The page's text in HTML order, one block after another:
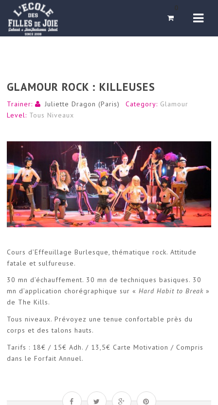
0
GLAMOUR ROCK : KILLEUSES
Trainer: Juliette Dragon (Paris) Category: Glamour
Level: Tous Niveaux
Cours d’Effeuillage Burlesque, thématique rock. Attitude
fatale et sulfureuse.
30 mn d’échauffement. 30 mn de techniques basiques. 30
mn d’application chorégraphique sur « Hard Habit to Break »
de The Kills.
Tous niveaux. Prévoyez une tenue confortable près du
corps et des talons hauts.
Tarifs : 18€ / 15€ Adh. / 13,5€ Carte Motivation / Compris
dans le Forfait Annuel.